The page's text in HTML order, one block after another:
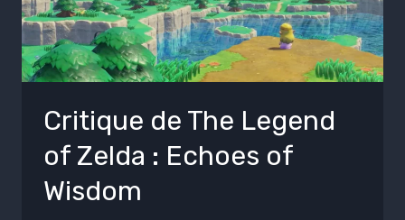
Critique de The Legend
of Zelda : Echoes of
Wisdom